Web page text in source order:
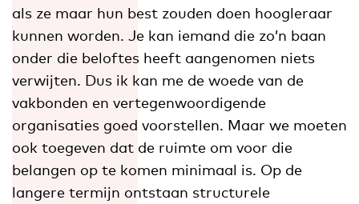
als ze maar hun best zouden doen hoogleraar
kunnen worden. Je kan iemand die zo’n baan
onder die beloftes heeft aangenomen niets
verwijten. Dus ik kan me de woede van de
vakbonden en vertegenwoordigende
organisaties goed voorstellen. Maar we moeten
ook toegeven dat de ruimte om voor die
belangen op te komen minimaal is. Op de
langere termijn ontstaan structurele